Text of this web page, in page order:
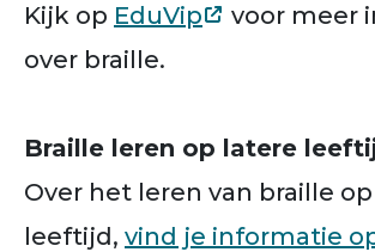
Kijk op EduVip
voor meer
over braille.
Braille leren op latere
Over het leren van braille
leeftijd, vind je informatie